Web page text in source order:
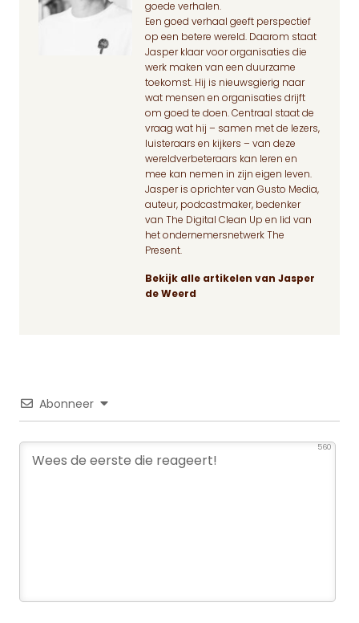
goede verhalen.
Een goed verhaal geeft perspectief
op een betere wereld. Daarom staat
Jasper klaar voor organisaties die
werk maken van een duurzame
toekomst. Hij is nieuwsgierig naar
wat mensen en organisaties drijft
om goed te doen. Centraal staat de
vraag wat hij – samen met de lezers,
luisteraars en kijkers – van deze
wereldverbeteraars kan leren en
mee kan nemen in zijn eigen leven.
Jasper is oprichter van Gusto Media,
auteur, podcastmaker, bedenker
van The Digital Clean Up en lid van
het ondernemersnetwerk The
Present.
Bekijk alle artikelen van Jasper
de Weerd
Abonneer
560